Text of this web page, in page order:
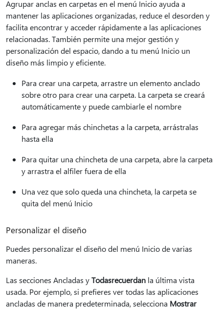
Agrupar anclas en carpetas en el menú Inicio ayuda a
mantener las aplicaciones organizadas, reduce el desorden y
facilita encontrar y acceder rápidamente a las aplicaciones
relacionadas. También permite una mejor gestión y
personalización del espacio, dando a tu menú Inicio un
diseño más limpio y eficiente.
Para crear una carpeta, arrastre un elemento anclado
sobre otro para crear una carpeta. La carpeta se creará
automáticamente y puede cambiarle el nombre
Para agregar más chinchetas a la carpeta, arrástralas
hasta ella
Para quitar una chincheta de una carpeta, abre la carpeta
y arrastra el alfiler fuera de ella
Una vez que solo queda una chincheta, la carpeta se
quita del menú Inicio
Personalizar el diseño
Puedes personalizar el diseño del menú Inicio de varias
maneras.
Las secciones Ancladas yTodasrecuerdan la última vista
usada. Por ejemplo, si prefieres ver todas las aplicaciones
ancladas de manera predeterminada, selecciona Mostrar